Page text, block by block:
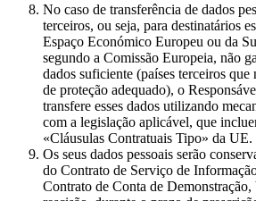
No caso de transferência de dados
terceiros, ou seja, para destinatários
Espaço Económico Europeu ou da
segundo a Comissão Europeia, não
dados suficiente (países terceiros
de proteção adequado), o
transfere esses dados utilizando
com a legislação aplicável, que
«Cláusulas Contratuais Tipo» da UE.
Os seus dados pessoais serão
do Contrato de Serviço de
Contrato de Conta de Demonstração,